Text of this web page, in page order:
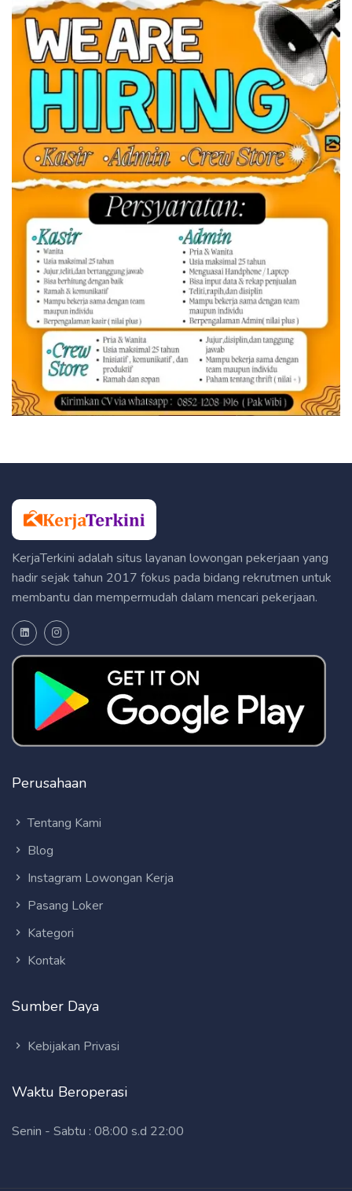
KerjaTerkini adalah situs layanan lowongan pekerjaan yang
hadir sejak tahun 2017 fokus pada bidang rekrutmen untuk
membantu dan mempermudah dalam mencari pekerjaan.
Perusahaan
Tentang Kami
Blog
Instagram Lowongan Kerja
Pasang Loker
Kategori
Kontak
Sumber Daya
Kebijakan Privasi
Waktu Beroperasi
Senin - Sabtu : 08:00 s.d 22:00